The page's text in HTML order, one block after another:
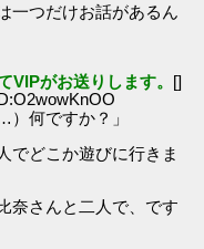
つだけお話があるん
VIPがお送りします。 []
何ですか？」
でどこか遊びに行きま
さんと二人で、です